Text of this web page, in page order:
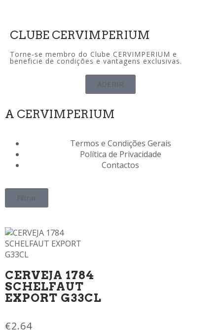
CLUBE CERVIMPERIUM
Torne-se membro do Clube CERVIMPERIUM e
beneficie de condições e vantagens exclusivas.
ADERIR
A CERVIMPERIUM
Termos e Condições Gerais
Política de Privacidade
Contactos
Filtrar
CERVEJA 1784
SCHELFAUT
EXPORT G33CL
€2.64